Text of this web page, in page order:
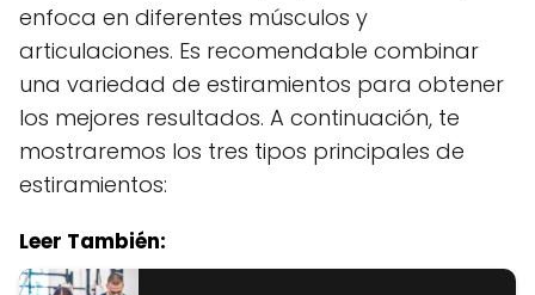
enfoca en diferentes músculos y
articulaciones. Es recomendable combinar
una variedad de estiramientos para obtener
los mejores resultados. A continuación, te
mostraremos los tres tipos principales de
estiramientos:
Leer También: